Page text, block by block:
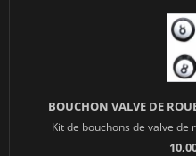
BOUCHON VALVE DE
Kit de bouchons de valve de